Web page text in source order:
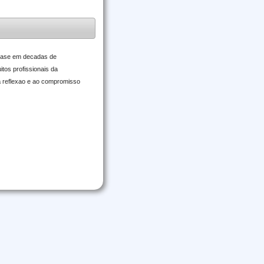
em decadas de
profissionais da
e ao compromisso